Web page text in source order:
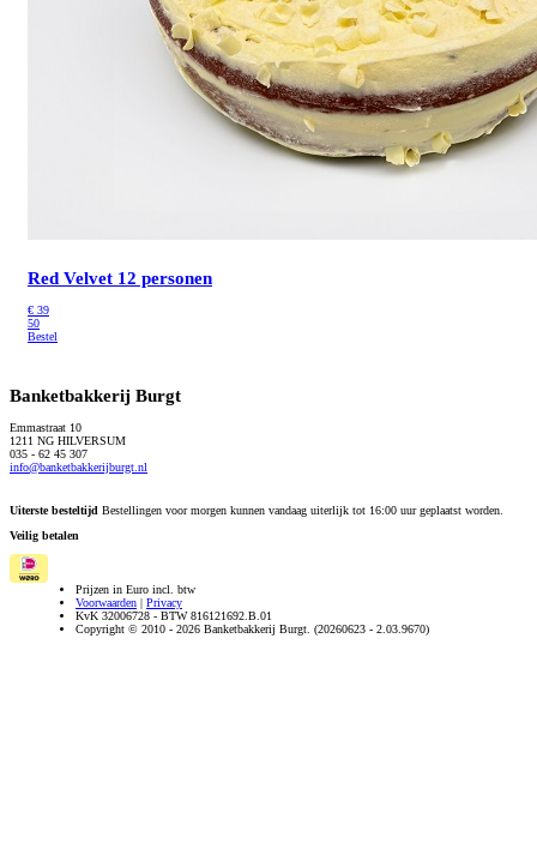
Red Velvet 12 personen
€ 39
50
Bestel
Banketbakkerij Burgt
Emmastraat 10
1211 NG HILVERSUM
035 - 62 45 307
info@banketbakkerijburgt.nl
Uiterste besteltijd Bestellingen voor morgen kunnen vandaag uiterlijk tot 16:00 uur geplaatst worden.
Veilig betalen
Prijzen in Euro incl. btw
Voorwaarden | Privacy
KvK 32006728 - BTW 816121692.B.01
Copyright © 2010 - 2026 Banketbakkerij Burgt. (20260623 - 2.03.9670)